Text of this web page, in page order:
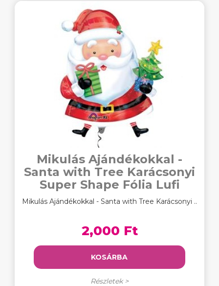
Mikulás Ajándékokkal -
Santa with Tree Karácsonyi
Super Shape Fólia Lufi
Mikulás Ajándékokkal - Santa with Tree Karácsonyi ..
2,000 Ft
KOSÁRBA
Részletek >